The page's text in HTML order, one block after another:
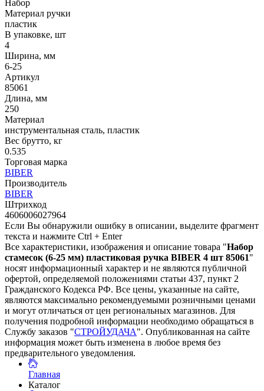
Набор
Материал ручки
пластик
В упаковке, шт
4
Ширина, мм
6-25
Артикул
85061
Длина, мм
250
Материал
инструментальная сталь, пластик
Вес брутто, кг
0.535
Торговая марка
BIBER
Производитель
BIBER
Штрихкод
4606006027964
Если Вы обнаружили ошибку в описании, выделите фрагмент
текста и нажмите Ctrl + Enter
Все характеристики, изображения и описание товара "Набор
стамесок (6-25 мм) пластиковая ручка BIBER 4 шт 85061"
носят информационный характер и не являются публичной
офертой, определяемой положениями статьи 437, пункт 2
Гражданского Кодекса РФ. Все цены, указанные на сайте,
являются максимально рекомендуемыми розничными ценами
и могут отличаться от цен региональных магазинов. Для
получения подробной информации необходимо обращаться в
Службу заказов "СТРОЙУДАЧА". Опубликованная на сайте
информация может быть изменена в любое время без
предварительного уведомления.
Главная
Каталог